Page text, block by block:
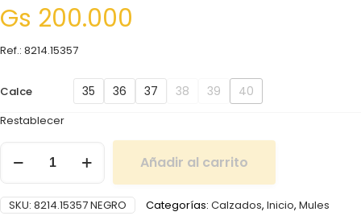
Gs 200.000
Ref.: 8214.15357
Calce 35 36 37 38 39 40
Restablecer
Añadir al carrito
SKU: 8214.15357 NEGRO Categorías: Calzados, Inicio, Mules